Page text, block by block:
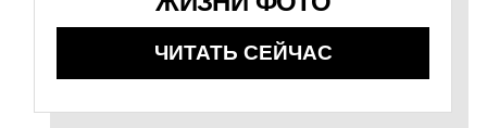
ЧИТАТЬ СЕЙЧАС